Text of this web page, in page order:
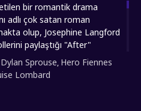
bir romantik drama
adlı çok satan roman
olup, Josephine Langford
paylaştığı "After"
aşıklar Tessa (Josephine
Tiffin) tutkulu ama
staj için çalıştığı
ve Hardin ile ilişkilerindeki
hayatında başarılar elde
Dylan Sprouse, Hero Fiennes
Lombard